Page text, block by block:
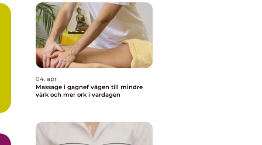
04. apr
Massage i gagnef vägen till mindre
värk och mer ork i vardagen